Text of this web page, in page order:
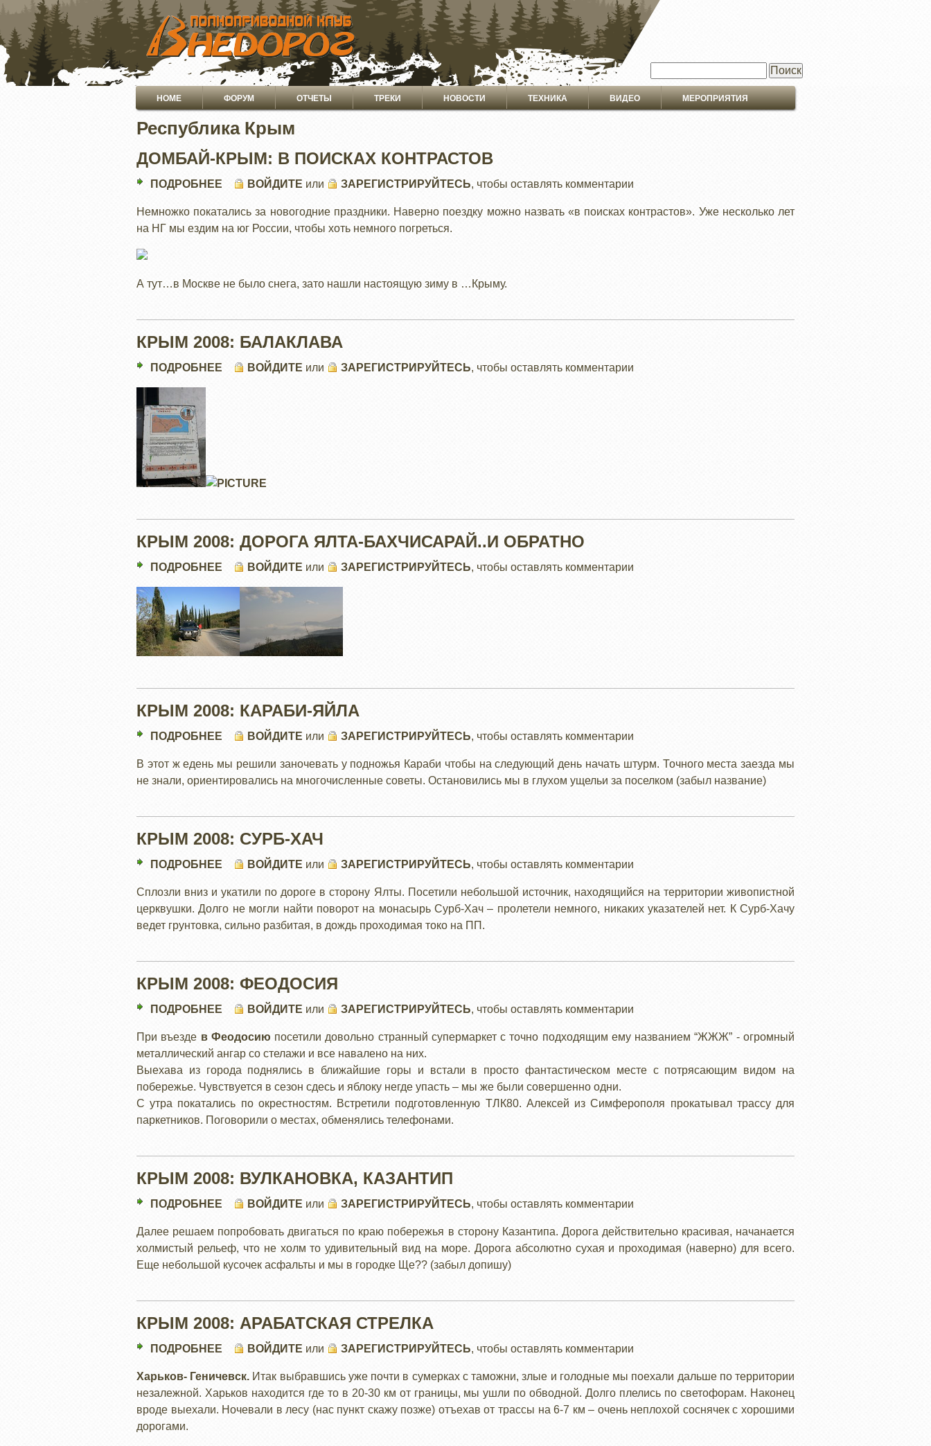
ПЕРЕЙТИ
ОСНОВНОМУ
СОДЕРЖАНИЮ
Основная
навигация
HOME ФОРУМ ОТЧЕТЫ ТРЕКИ НОВОСТИ ТЕХНИКА ВИДЕО МЕРОПРИЯТИЯ
Республика Крым
ДОМБАЙ-КРЫМ: В ПОИСКАХ КОНТРАСТОВ
ПОДРОБНЕЕ
КРЫМ:
В
ВОЙДИТЕ или ЗАРЕГИСТРИРУЙТЕСЬ, чтобы оставлять комментарии
Немножко покатались за новогодние праздники. Наверно поездку можно назвать «в поисках контрастов». Уже несколько лет
на НГ мы ездим на юг России, чтобы хоть немного погреться.
А тут…в Москве не было снега, зато нашли настоящую зиму в …Крыму.
КРЫМ 2008: БАЛАКЛАВА
ПОДРОБНЕЕ ВОЙДИТЕ или ЗАРЕГИСТРИРУЙТЕСЬ, чтобы оставлять комментарии
КРЫМ 2008: ДОРОГА ЯЛТА-БАХЧИСАРАЙ..И ОБРАТНО
ПОДРОБНЕЕ
2008:
ДОРОГА
ЯЛТА-
БАХЧИСАРАЙ..И
ВОЙДИТЕ или ЗАРЕГИСТРИРУЙТЕСЬ, чтобы оставлять комментарии
КРЫМ 2008: КАРАБИ-ЯЙЛА
ПОДРОБНЕЕ
2008:
КАРАБИ-
ВОЙДИТЕ или ЗАРЕГИСТРИРУЙТЕСЬ, чтобы оставлять комментарии
В этот ж едень мы решили заночевать у подножья Караби чтобы на следующий день начать штурм. Точного места заезда мы
не знали, ориентировались на многочисленные советы. Остановились мы в глухом ущельи за поселком (забыл название)
КРЫМ 2008: СУРБ-ХАЧ
ПОДРОБНЕЕ
2008:
СУРБ-
ХАЧ
ВОЙДИТЕ или ЗАРЕГИСТРИРУЙТЕСЬ, чтобы оставлять комментарии
Сплозли вниз и укатили по дороге в сторону Ялты. Посетили небольшой источник, находящийся на территории живопистной
церквушки. Долго не могли найти поворот на монасырь Сурб-Хач – пролетели немного, никаких указателей нет. К Сурб-Хачу
ведет грунтовка, сильно разбитая, в дождь проходимая токо на ПП.
КРЫМ 2008: ФЕОДОСИЯ
ПОДРОБНЕЕ
2008:
ФЕОДОСИЯ
ВОЙДИТЕ или ЗАРЕГИСТРИРУЙТЕСЬ, чтобы оставлять комментарии
При въезде в Феодосию посетили довольно странный супермаркет с точно подходящим ему названием “ЖЖЖ” - огромный
металлический ангар со стелажи и все навалено на них.
Выехава из города поднялись в ближайшие горы и встали в просто фантастическом месте с потрясающим видом на
побережье. Чувствуется в сезон сдесь и яблоку негде упасть – мы же были совершенно одни.
С утра покатались по окрестностям. Встретили подготовленную ТЛК80. Алексей из Симферополя прокатывал трассу для
паркетников. Поговорили о местах, обменялись телефонами.
КРЫМ 2008: ВУЛКАНОВКА, КАЗАНТИП
ПОДРОБНЕЕ
2008:
ВУЛКАНОВКА,
КАЗАНТИП
ВОЙДИТЕ или ЗАРЕГИСТРИРУЙТЕСЬ, чтобы оставлять комментарии
Далее решаем попробовать двигаться по краю побережья в сторону Казантипа. Дорога действительно красивая, начанается
холмистый рельеф, что не холм то удивительный вид на море. Дорога абсолютно сухая и проходимая (наверно) для всего.
Еще небольшой кусочек асфальты и мы в городке Ще?? (забыл допишу)
КРЫМ 2008: АРАБАТСКАЯ СТРЕЛКА
ПОДРОБНЕЕ
2008:
АРАБАТСКАЯ
СТРЕЛКА
ВОЙДИТЕ или ЗАРЕГИСТРИРУЙТЕСЬ, чтобы оставлять комментарии
Харьков- Геничевск. Итак выбравшись уже почти в сумерках с таможни, злые и голодные мы поехали дальше по территории
незалежной. Харьков находится где то в 20-30 км от границы, мы ушли по обводной. Долго плелись по светофорам. Наконец
вроде выехали. Ночевали в лесу (нас пункт скажу позже) отъехав от трассы на 6-7 км – очень неплохой соснячек с хорошими
дорогами.